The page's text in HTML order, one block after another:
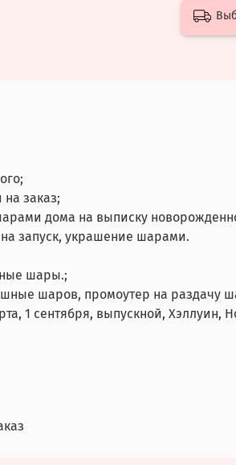
заказ;
дома на выписку
запуск, украшение шарами.
шары.;
шаров, промоутер на раздачу
1 сентября, выпускной, Хэллуин,